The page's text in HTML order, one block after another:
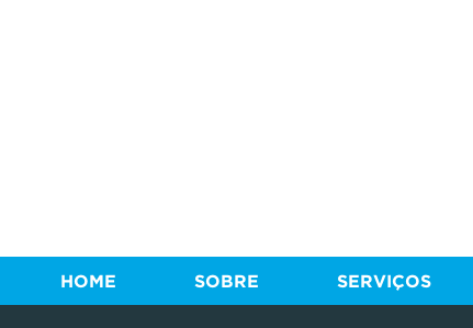
HOME SOBRE SERVIÇOS